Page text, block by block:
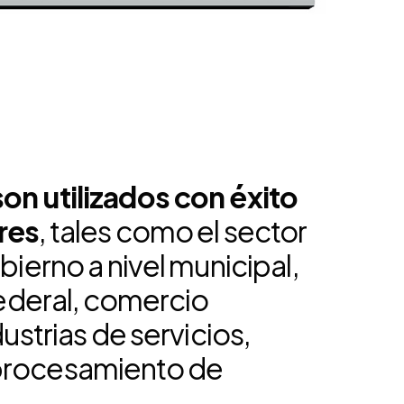
utilizados con éxito
, tales como el sector
a nivel municipal,
comercio
de servicios,
de